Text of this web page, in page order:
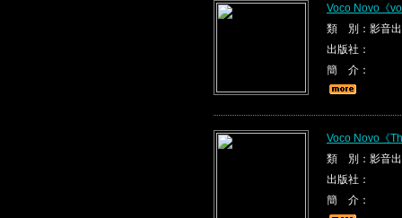
Voco Novo《
類 別：影音
出版社：
簡 介：
Voco Novo《
類 別：影音
出版社：
簡 介：